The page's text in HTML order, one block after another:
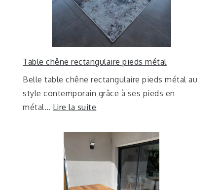
Table chêne rectangulaire pieds métal
Belle table chêne rectangulaire pieds métal au
style contemporain grâce à ses pieds en
métal… Lire la suite